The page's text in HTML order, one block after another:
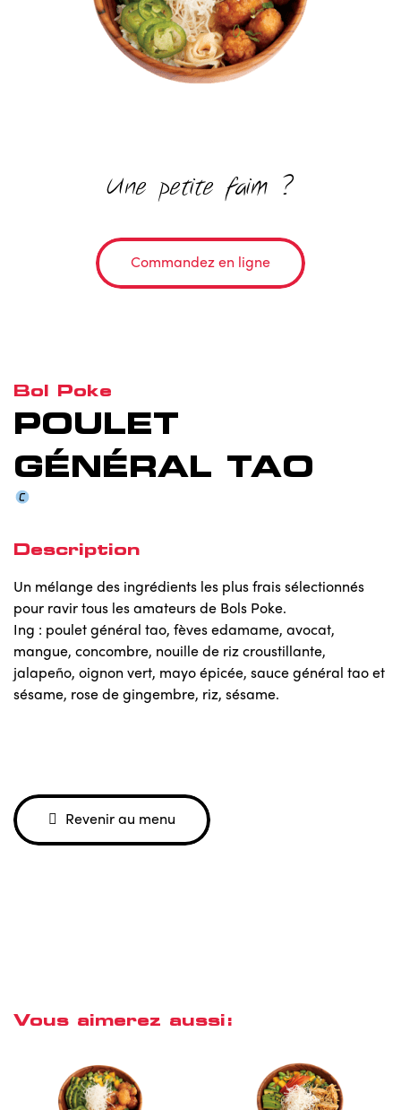
Une petite faim ?
Commandez en ligne
Bol Poke
POULET
GÉNÉRAL TAO
Description
Un mélange des ingrédients les plus frais sélectionnés
pour ravir tous les amateurs de Bols Poke.
Ing : poulet général tao, fèves edamame, avocat,
mangue, concombre, nouille de riz croustillante,
jalapeño, oignon vert, mayo épicée, sauce général tao et
sésame, rose de gingembre, riz, sésame.
Revenir au menu
Vous aimerez aussi: